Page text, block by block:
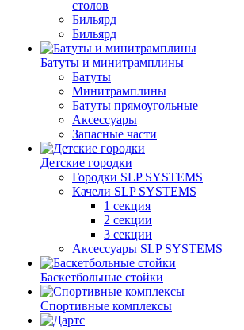
столов
Бильяpд
Бильяpд
Батуты и минитрамплины
Батуты
Минитрамплины
Батуты прямоугольные
Аксессуары
Запасные части
Детские городки
Городки SLP SYSTEMS
Качели SLP SYSTEMS
1 секция
2 секции
3 секции
Аксессуары SLP SYSTEMS
Баскетбольные стойки
Спортивные комплексы